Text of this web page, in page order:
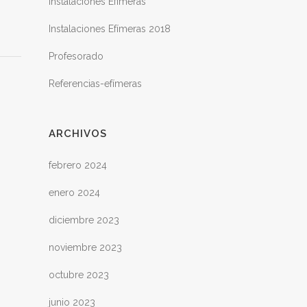
Instalaciones Efímeras 2018
Profesorado
Referencias-efímeras
ARCHIVOS
febrero 2024
enero 2024
diciembre 2023
noviembre 2023
octubre 2023
junio 2023